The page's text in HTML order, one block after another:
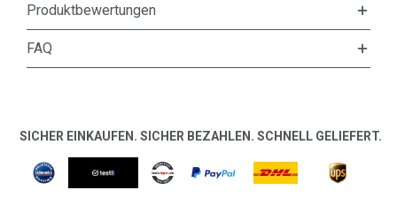
Produktbewertungen
FAQ
SICHER EINKAUFEN. SICHER BEZAHLEN. SCHNELL GELIEFERT.